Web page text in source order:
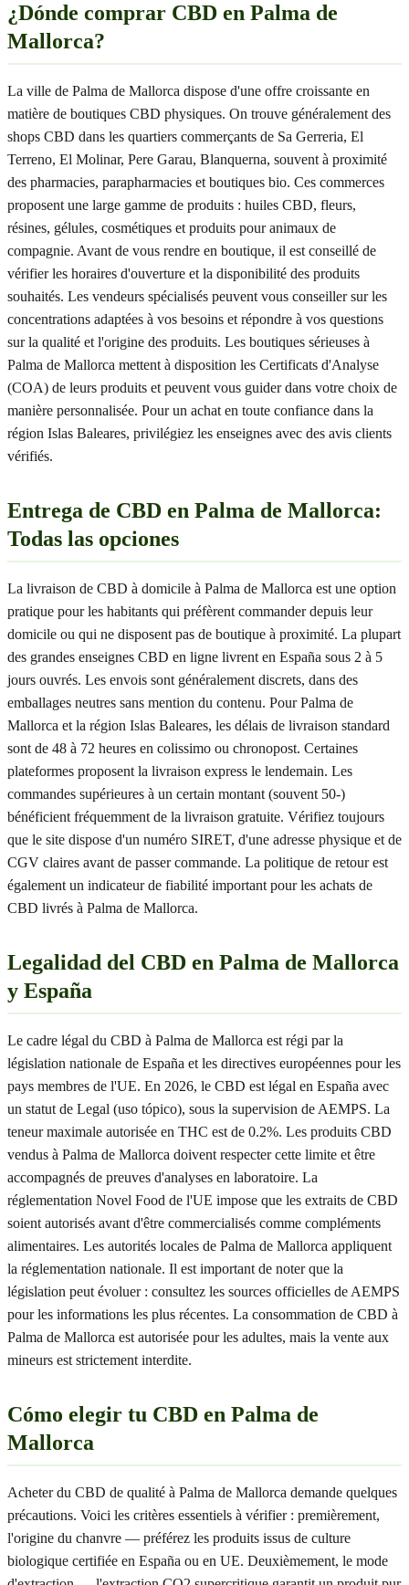
¿Dónde comprar CBD en Palma de
Mallorca?
La ville de Palma de Mallorca dispose d'une offre croissante en
matière de boutiques CBD physiques. On trouve généralement des
shops CBD dans les quartiers commerçants de Sa Gerreria, El
Terreno, El Molinar, Pere Garau, Blanquerna, souvent à proximité
des pharmacies, parapharmacies et boutiques bio. Ces commerces
proposent une large gamme de produits : huiles CBD, fleurs,
résines, gélules, cosmétiques et produits pour animaux de
compagnie. Avant de vous rendre en boutique, il est conseillé de
vérifier les horaires d'ouverture et la disponibilité des produits
souhaités. Les vendeurs spécialisés peuvent vous conseiller sur les
concentrations adaptées à vos besoins et répondre à vos questions
sur la qualité et l'origine des produits. Les boutiques sérieuses à
Palma de Mallorca mettent à disposition les Certificats d'Analyse
(COA) de leurs produits et peuvent vous guider dans votre choix de
manière personnalisée. Pour un achat en toute confiance dans la
région Islas Baleares, privilégiez les enseignes avec des avis clients
vérifiés.
Entrega de CBD en Palma de Mallorca:
Todas las opciones
La livraison de CBD à domicile à Palma de Mallorca est une option
pratique pour les habitants qui préfèrent commander depuis leur
domicile ou qui ne disposent pas de boutique à proximité. La plupart
des grandes enseignes CBD en ligne livrent en España sous 2 à 5
jours ouvrés. Les envois sont généralement discrets, dans des
emballages neutres sans mention du contenu. Pour Palma de
Mallorca et la région Islas Baleares, les délais de livraison standard
sont de 48 à 72 heures en colissimo ou chronopost. Certaines
plateformes proposent la livraison express le lendemain. Les
commandes supérieures à un certain montant (souvent 50-)
bénéficient fréquemment de la livraison gratuite. Vérifiez toujours
que le site dispose d'un numéro SIRET, d'une adresse physique et de
CGV claires avant de passer commande. La politique de retour est
également un indicateur de fiabilité important pour les achats de
CBD livrés à Palma de Mallorca.
Legalidad del CBD en Palma de Mallorca
y España
Le cadre légal du CBD à Palma de Mallorca est régi par la
législation nationale de España et les directives européennes pour les
pays membres de l'UE. En 2026, le CBD est légal en España avec
un statut de Legal (uso tópico), sous la supervision de AEMPS. La
teneur maximale autorisée en THC est de 0.2%. Les produits CBD
vendus à Palma de Mallorca doivent respecter cette limite et être
accompagnés de preuves d'analyses en laboratoire. La
réglementation Novel Food de l'UE impose que les extraits de CBD
soient autorisés avant d'être commercialisés comme compléments
alimentaires. Les autorités locales de Palma de Mallorca appliquent
la réglementation nationale. Il est important de noter que la
législation peut évoluer : consultez les sources officielles de AEMPS
pour les informations les plus récentes. La consommation de CBD à
Palma de Mallorca est autorisée pour les adultes, mais la vente aux
mineurs est strictement interdite.
Cómo elegir tu CBD en Palma de
Mallorca
Acheter du CBD de qualité à Palma de Mallorca demande quelques
précautions. Voici les critères essentiels à vérifier : premièrement,
l'origine du chanvre — préférez les produits issus de culture
biologique certifiée en España ou en UE. Deuxièmement, le mode